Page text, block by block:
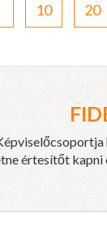
10 20
értesítőt